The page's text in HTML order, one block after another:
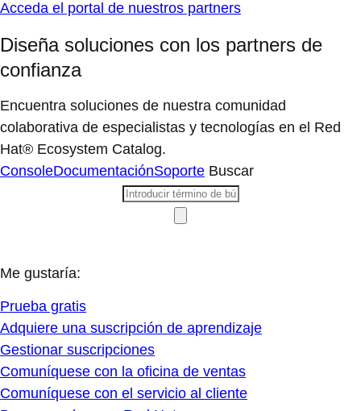
Acceda el portal de nuestros partners
Diseña soluciones con los partners de
confianza
Encuentra soluciones de nuestra comunidad
colaborativa de especialistas y tecnologías en el Red
Hat® Ecosystem Catalog.
ConsoleDocumentaciónSoporte Buscar
Me gustaría:
Prueba gratis
Adquiere una suscripción de aprendizaje
Gestionar suscripciones
Comuníquese con la oficina de ventas
Comuníquese con el servicio al cliente